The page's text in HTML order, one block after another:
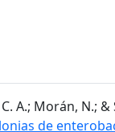
A.; Morán, N.;
de